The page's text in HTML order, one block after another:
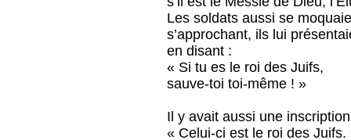
Les soldats aussi se
s’approchant, ils lui
en disant :
« Si tu es le roi des Juifs,
sauve-toi toi-même ! »
Il y avait aussi une
« Celui-ci est le roi des Juifs.